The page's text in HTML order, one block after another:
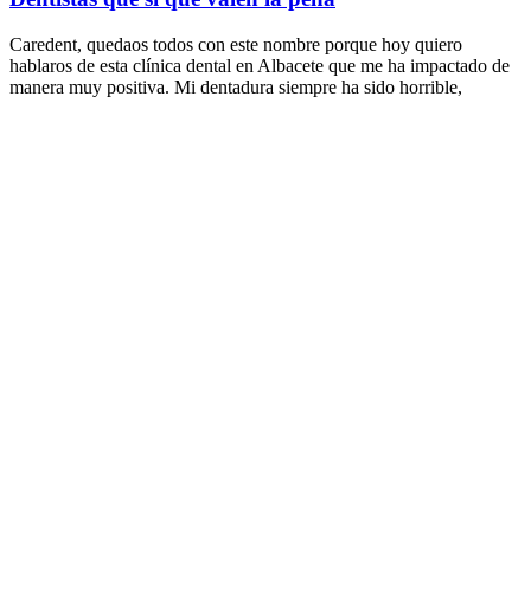
Caredent, quedaos todos con este nombre porque hoy quiero
hablaros de esta clínica dental en Albacete que me ha impactado de
manera muy positiva. Mi dentadura siempre ha sido horrible,